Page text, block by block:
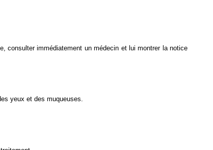
consulter immédiatement un médecin et lui montrer la notice
yeux et des muqueuses.